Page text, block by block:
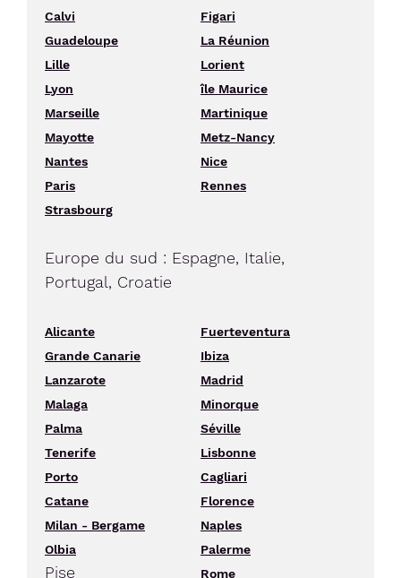
Calvi
Figari
Guadeloupe
La Réunion
Lille
Lorient
Lyon
île Maurice
Marseille
Martinique
Mayotte
Metz-Nancy
Nantes
Nice
Paris
Rennes
Strasbourg
Europe du sud : Espagne, Italie,
Portugal, Croatie
Alicante
Fuerteventura
Grande Canarie
Ibiza
Lanzarote
Madrid
Malaga
Minorque
Palma
Séville
Tenerife
Lisbonne
Porto
Cagliari
Catane
Florence
Milan - Bergame
Naples
Olbia
Palerme
Pise Rome